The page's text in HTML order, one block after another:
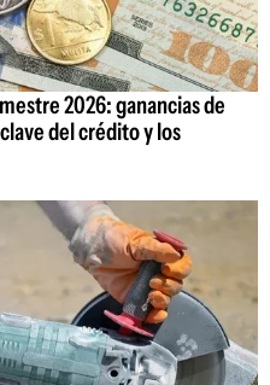
2026: ganancias de
del crédito y los